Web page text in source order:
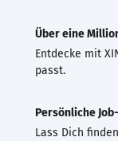
Über eine
Entdecke mit
passt.
Persönliche
Lass Dich